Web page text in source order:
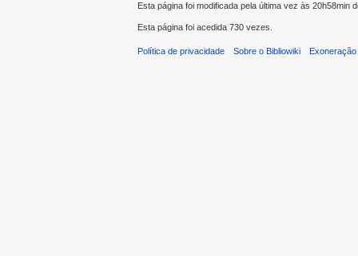
Esta página foi modificada pela última vez às 20h58min
Esta página foi acedida 730 vezes.
Política de privacidade Sobre o Bibliowiki